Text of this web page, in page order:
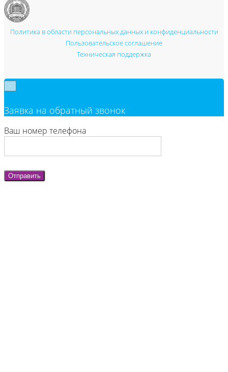
Политика в области персональных данных и конфиденциальности
Пользовательское соглашение
Техническая поддержка
Заявка на обратный звонок
Ваш номер телефона
Отправить